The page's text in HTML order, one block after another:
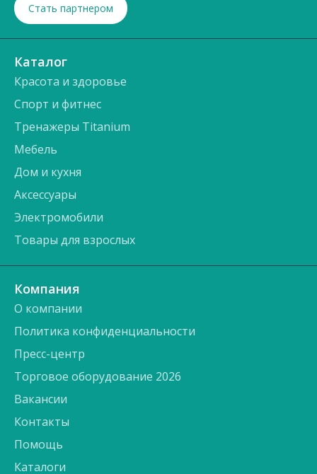
Стать партнером
Каталог
Красота и здоровье
Спорт и фитнес
Тренажеры Titanium
Мебель
Дом и кухня
Аксессуары
Электромобили
Товары для взрослых
Компания
О компании
Политика конфиденциальности
Пресс-центр
Торговое оборудование 2026
Вакансии
Контакты
Помощь
Каталоги